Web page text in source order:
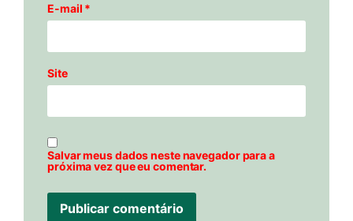
E-mail *
Site
Salvar meus dados neste navegador para a
próxima vez que eu comentar.